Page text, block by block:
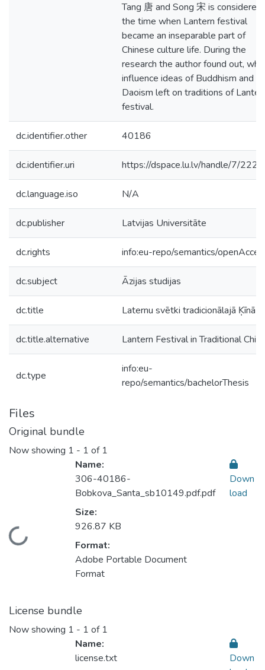
Tang 唐 and Song 宋 is considered
the time when Lantern festival
became an inseparable part of
Chinese culture life. During the
research the author found out,
influence ideas of Buddhism and
Daoism left on traditions of
festival.
dc.identifier.other 40186
dc.identifier.uri https://dspace.lu.lv/handle/7/
dc.language.iso N/A
dc.publisher Latvijas Universitāte
dc.rights info:eu-repo/semantics/
dc.subject Āzijas studijas
dc.title Laternu svētki tradicionālajā Ķīnā
dc.title.alternative Lantern Festival in Traditional China
dc.type
info:eu-
repo/semantics/bachelorThesis
Files
Original bundle
Now showing 1 - 1 of 1
Loading...
Name:
306-40186-
Bobkova_Santa_sb10149.pdf.pdf
Size:
926.87 KB
Format:
Adobe Portable Document
Format
Down
load
License bundle
Now showing 1 - 1 of 1
Name:
license.txt
Down